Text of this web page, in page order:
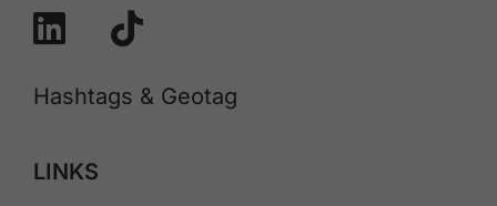
Hashtags & Geotag
LINKS